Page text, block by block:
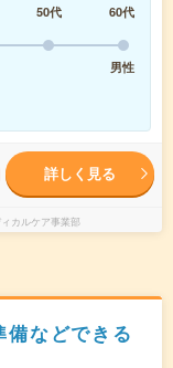
50代
60代
男性
詳しく見る
カルケア事業部
備などできる